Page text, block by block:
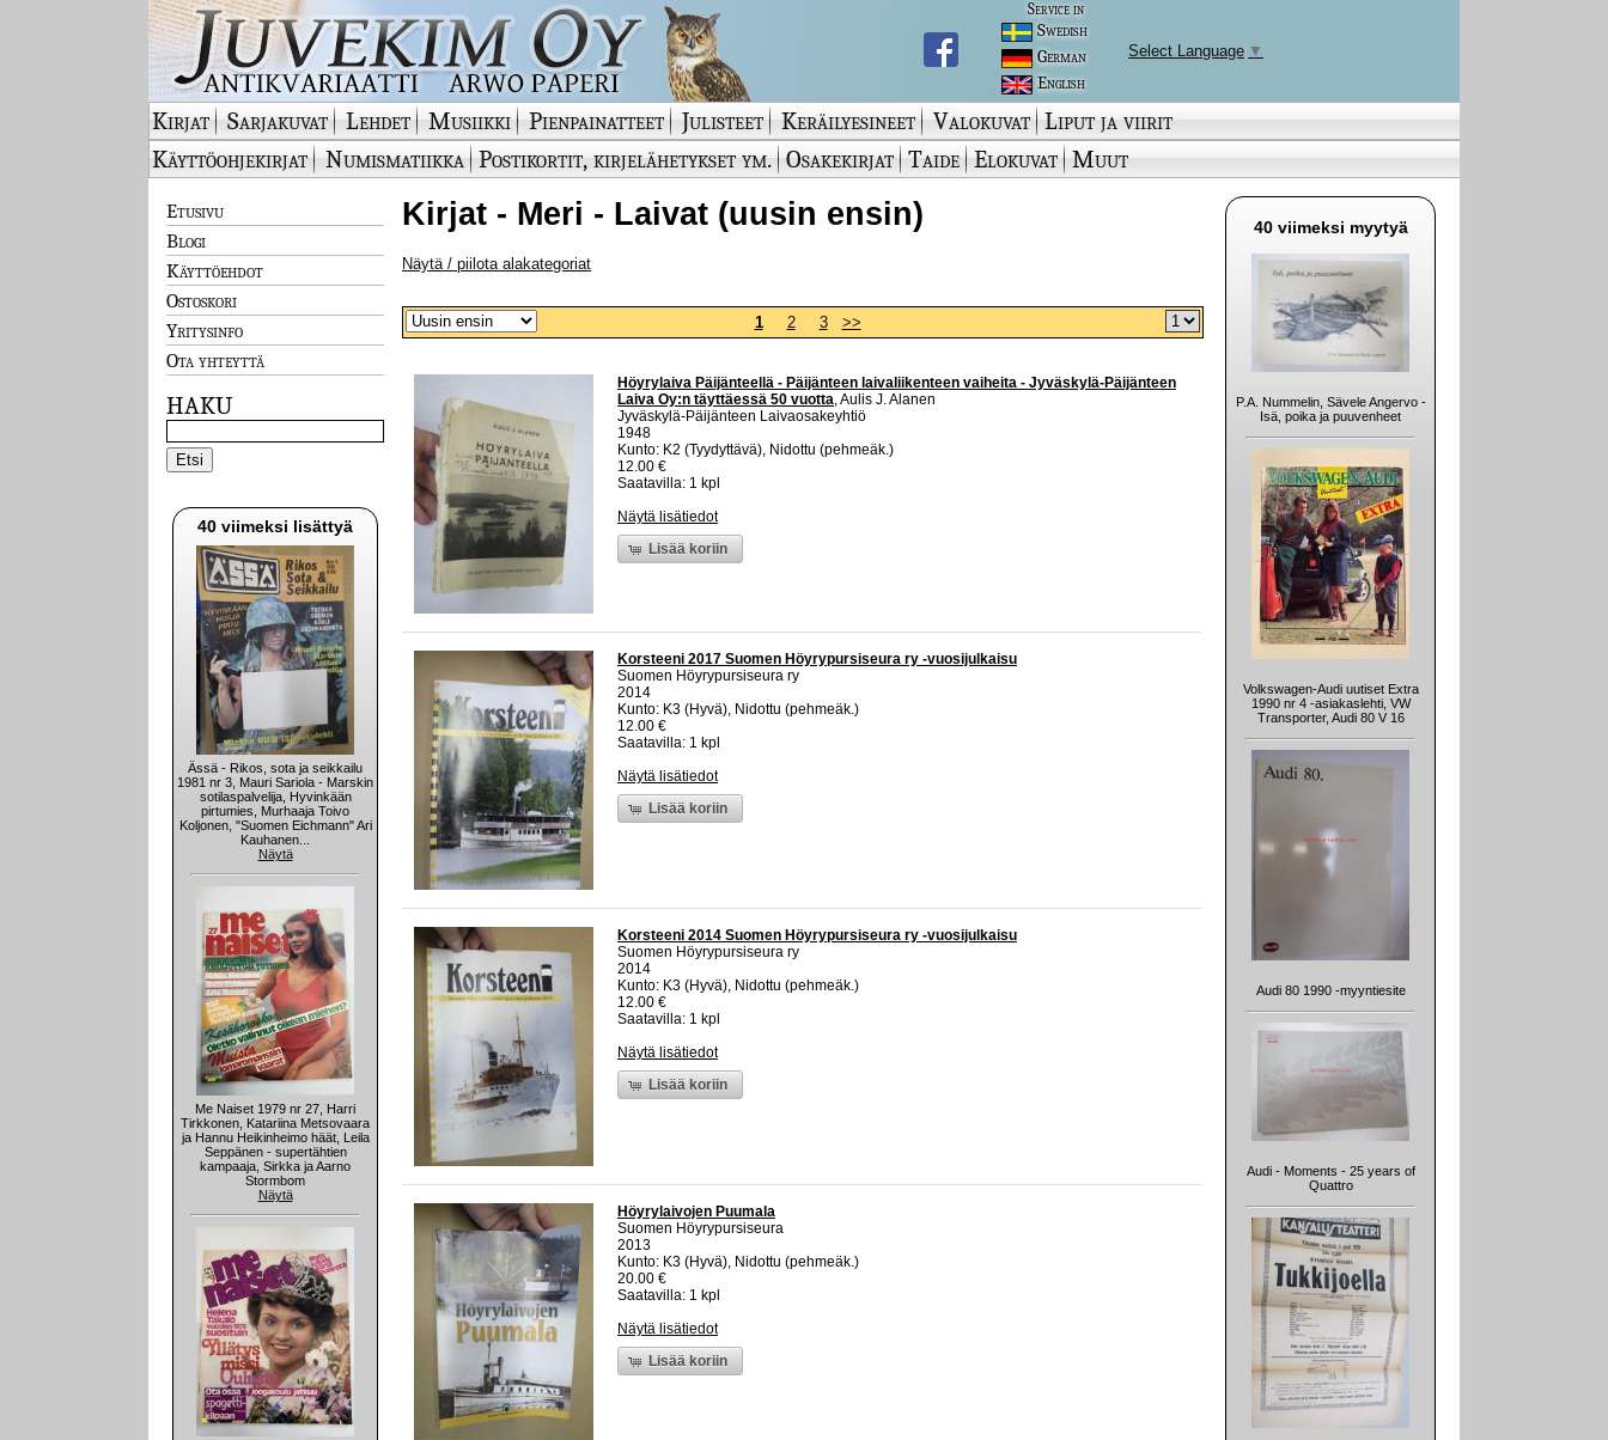
Service in
Swedish
German
English
Select Language ▼
Kirjat Sarjakuvat Lehdet Musiikki Pienpainatteet Julisteet Keräilyesineet Valokuvat Liput ja viirit
Käyttöohjekirjat
Numismatiikka Postikortit, kirjelähetykset ym. Osakekirjat Taide Elokuvat Muut
Etusivu
Blogi
Käyttöehdot
Ostoskori
Yritysinfo
Ota yhteyttä
HAKU
40 viimeksi lisättyä
Ässä - Rikos, sota ja seikkailu
1981 nr 3, Mauri Sariola - Marskin
sotilaspalvelija, Hyvinkään
pirtumies, Murhaaja Toivo
Koljonen, "Suomen Eichmann" Ari
Kauhanen...
Näytä
Me Naiset 1979 nr 27, Harri
Tirkkonen, Katariina Metsovaara
ja Hannu Heikinheimo häät, Leila
Seppänen - supertähtien
kampaaja, Sirkka ja Aarno
Stormbom
Näytä
Kirjat - Meri - Laivat (uusin ensin)
Näytä / piilota alakategoriat
1 2 3 >>
Höyrylaiva Päijänteellä - Päijänteen laivaliikenteen vaiheita - Jyväskylä-Päijänteen
Laiva Oy:n täyttäessä 50 vuotta, Aulis J. Alanen
Jyväskylä-Päijänteen Laivaosakeyhtiö
1948
Kunto: K2 (Tyydyttävä), Nidottu (pehmeäk.)
12.00 €
Saatavilla: 1 kpl
Näytä lisätiedot
Lisää koriin
Korsteeni 2017 Suomen Höyrypursiseura ry -vuosijulkaisu
Suomen Höyrypursiseura ry
2014
Kunto: K3 (Hyvä), Nidottu (pehmeäk.)
12.00 €
Saatavilla: 1 kpl
Näytä lisätiedot
Lisää koriin
Korsteeni 2014 Suomen Höyrypursiseura ry -vuosijulkaisu
Suomen Höyrypursiseura ry
2014
Kunto: K3 (Hyvä), Nidottu (pehmeäk.)
12.00 €
Saatavilla: 1 kpl
Näytä lisätiedot
Lisää koriin
Höyrylaivojen Puumala
Suomen Höyrypursiseura
2013
Kunto: K3 (Hyvä), Nidottu (pehmeäk.)
20.00 €
Saatavilla: 1 kpl
Näytä lisätiedot
Lisää koriin
40 viimeksi myytyä
P.A. Nummelin, Sävele Angervo -
Isä, poika ja puuvenheet
Volkswagen-Audi uutiset Extra
1990 nr 4 -asiakaslehti, VW
Transporter, Audi 80 V 16
Audi 80 1990 -myyntiesite
Audi - Moments - 25 years of
Quattro